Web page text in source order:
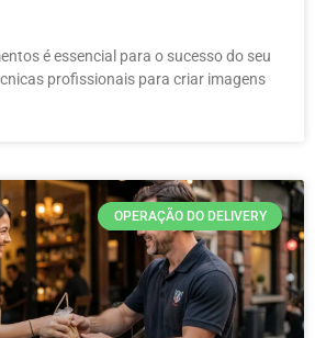
é essencial para o sucesso do seu
profissionais para criar imagens
OPERAÇÃO DO DELIVERY